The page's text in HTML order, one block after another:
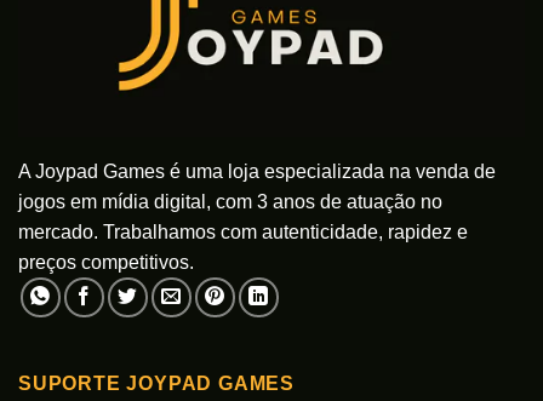
A Joypad Games é uma loja especializada na venda de
jogos em mídia digital, com 3 anos de atuação no
mercado. Trabalhamos com autenticidade, rapidez e
preços competitivos.
SUPORTE JOYPAD GAMES